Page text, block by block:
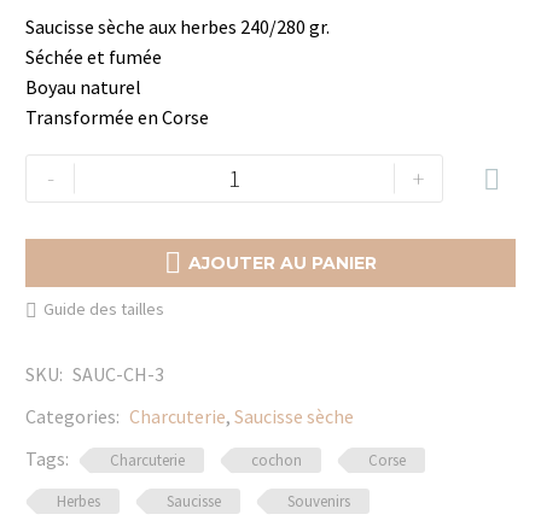
Saucisse sèche aux herbes 240/280 gr.
Séchée et fumée
Boyau naturel
Transformée en Corse
-
quantité
de
aux
herbes
+
 AJOUTER AU PANIER

Guide des tailles
SKU: SAUC-CH-3
Categories: Charcuterie, Saucisse sèche
Tags:
Charcuterie cochon
Corse
Herbes
Saucisse Souvenirs